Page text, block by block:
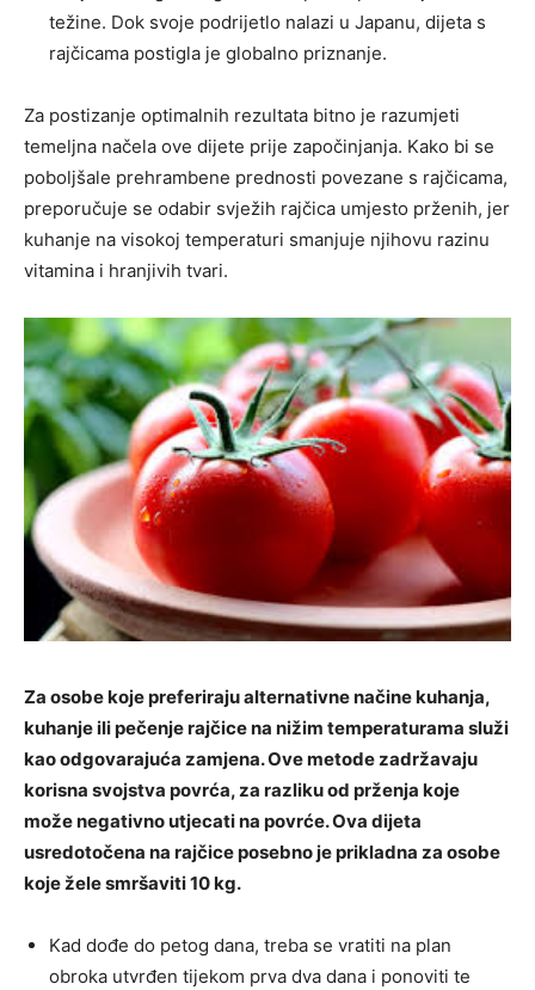
težine. Dok svoje podrijetlo nalazi u Japanu, dijeta s
rajčicama postigla je globalno priznanje.
Za postizanje optimalnih rezultata bitno je razumjeti
temeljna načela ove dijete prije započinjanja. Kako bi se
poboljšale prehrambene prednosti povezane s rajčicama,
preporučuje se odabir svježih rajčica umjesto prženih, jer
kuhanje na visokoj temperaturi smanjuje njihovu razinu
vitamina i hranjivih tvari.
Za osobe koje preferiraju alternativne načine kuhanja,
kuhanje ili pečenje rajčice na nižim temperaturama služi
kao odgovarajuća zamjena. Ove metode zadržavaju
korisna svojstva povrća, za razliku od prženja koje
može negativno utjecati na povrće. Ova dijeta
usredotočena na rajčice posebno je prikladna za osobe
koje žele smršaviti 10 kg.
Kad dođe do petog dana, treba se vratiti na plan
obroka utvrđen tijekom prva dva dana i ponoviti te